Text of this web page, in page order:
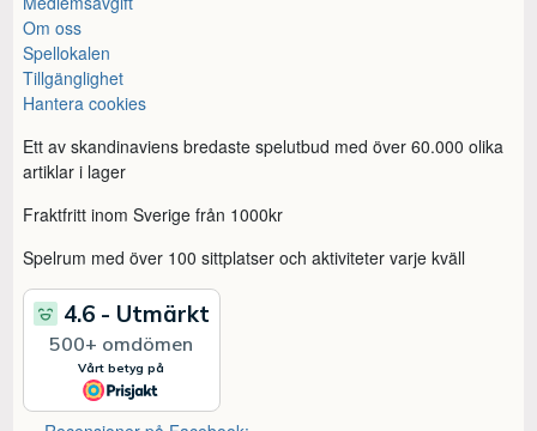
Om oss
Spellokalen
Tillgänglighet
Hantera cookies
Ett av skandinaviens bredaste spelutbud med över 60.000 olika
artiklar i lager
Fraktfritt inom Sverige från 1000kr
Spelrum med över 100 sittplatser och aktiviteter varje kväll